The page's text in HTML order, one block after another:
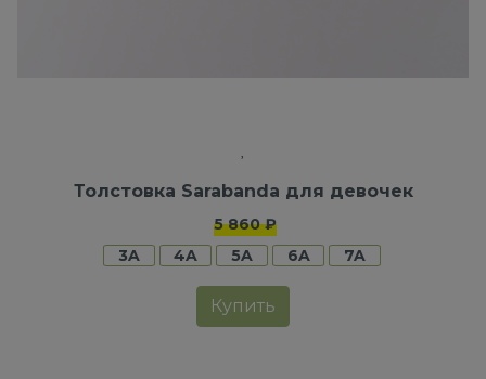
Толстовка Sarabanda для девочек
5 860 ₽
3A
4A 5A 6A 7A
Купить